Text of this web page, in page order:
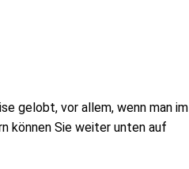
gelobt, vor allem, wenn man im
können Sie weiter unten auf